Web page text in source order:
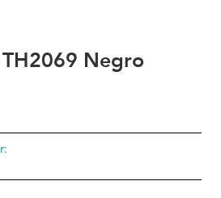
Negro